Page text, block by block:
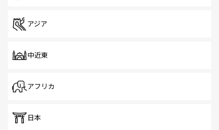
アジア
中近東
アフリカ
日本